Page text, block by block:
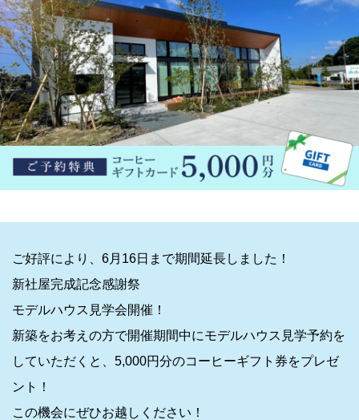
ご好評により、6月16日まで期間延長しました！
新社屋完成記念感謝祭
モデルハウス見学会開催！
新築をお考えの方で開催期間中にモデルハウス見学予約を
していただくと、5,000円分のコーヒーギフト券をプレゼ
ント！
この機会にぜひお越しください！